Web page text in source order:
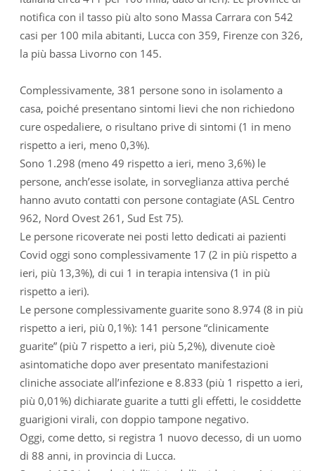
notifica con il tasso più alto sono Massa Carrara con 542
casi per 100 mila abitanti, Lucca con 359, Firenze con 326,
la più bassa Livorno con 145.
Complessivamente, 381 persone sono in isolamento a
casa, poiché presentano sintomi lievi che non richiedono
cure ospedaliere, o risultano prive di sintomi (1 in meno
rispetto a ieri, meno 0,3%).
Sono 1.298 (meno 49 rispetto a ieri, meno 3,6%) le
persone, anch’esse isolate, in sorveglianza attiva perché
hanno avuto contatti con persone contagiate (ASL Centro
962, Nord Ovest 261, Sud Est 75).
Le persone ricoverate nei posti letto dedicati ai pazienti
Covid oggi sono complessivamente 17 (2 in più rispetto a
ieri, più 13,3%), di cui 1 in terapia intensiva (1 in più
rispetto a ieri).
Le persone complessivamente guarite sono 8.974 (8 in più
rispetto a ieri, più 0,1%): 141 persone “clinicamente
guarite” (più 7 rispetto a ieri, più 5,2%), divenute cioè
asintomatiche dopo aver presentato manifestazioni
cliniche associate all’infezione e 8.833 (più 1 rispetto a ieri,
più 0,01%) dichiarate guarite a tutti gli effetti, le cosiddette
guarigioni virali, con doppio tampone negativo.
Oggi, come detto, si registra 1 nuovo decesso, di un uomo
di 88 anni, in provincia di Lucca.